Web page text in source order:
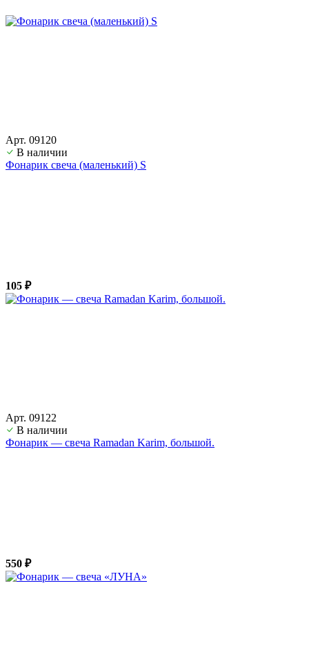
Арт. 09120
В наличии
Фонарик свеча (маленький) S
105 ₽
Арт. 09122
В наличии
Фонарик — свеча Ramadan Karim, большой.
550 ₽